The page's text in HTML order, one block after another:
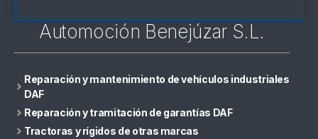
Automoción Benejúzar S.L.
Reparación y mantenimiento de vehículos industriales
DAF
Reparación y tramitación de garantías DAF
Tractoras y rígidos de otras marcas